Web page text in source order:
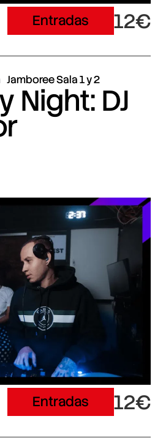
Entradas 12€
Jamboree Sala 1 y 2
Night: DJ
Entradas 12€